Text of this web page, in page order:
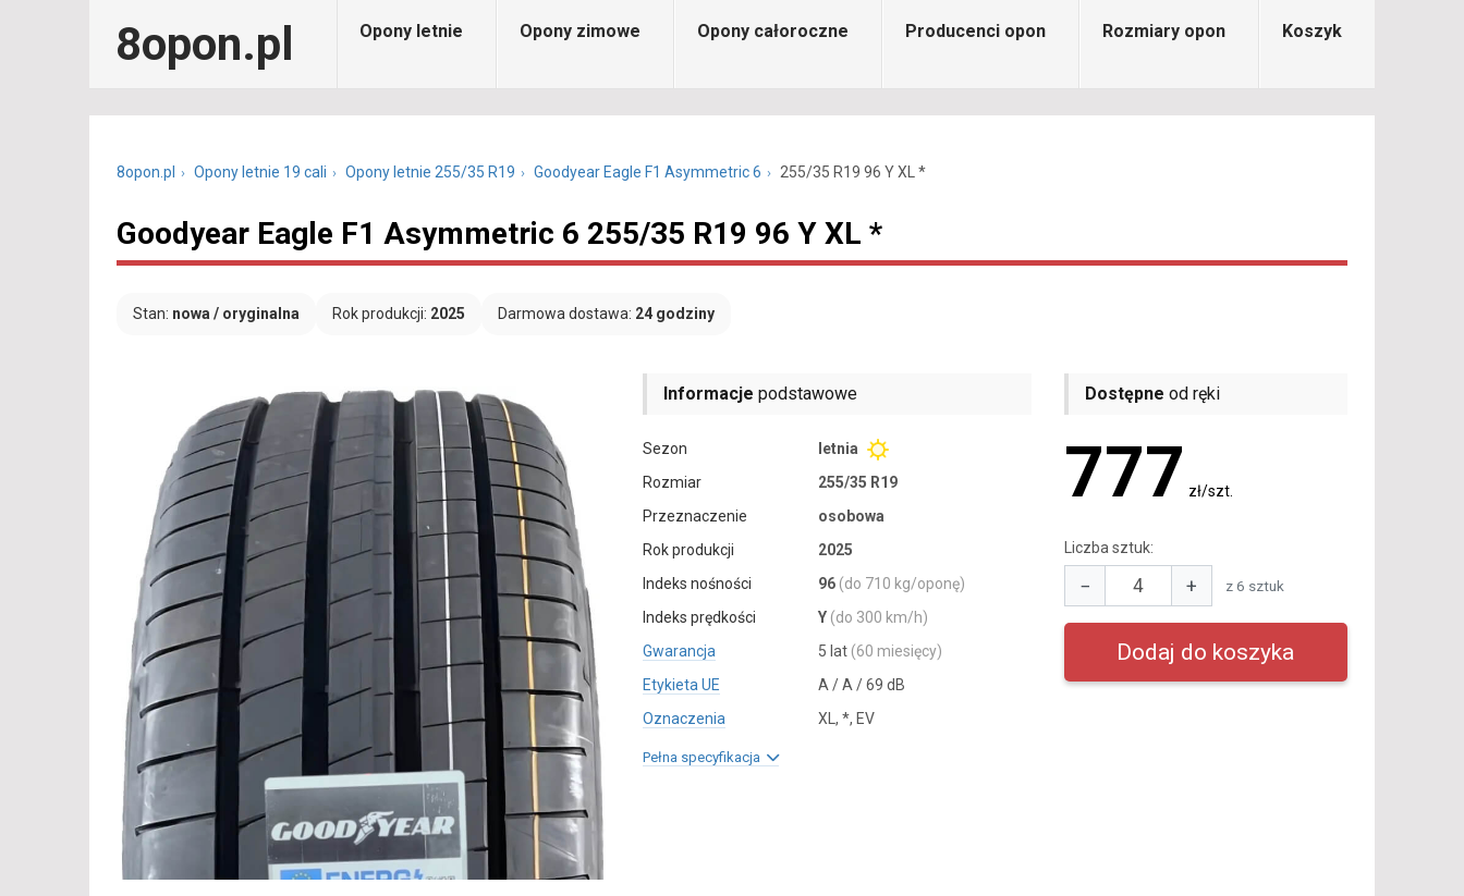
8opon.pl Opony letnie Opony zimowe Opony całoroczne Producenci opon Rozmiary opon Koszyk
8opon.pl Opony letnie 19 cali Opony letnie 255/35 R19 Goodyear Eagle F1 Asymmetric 6 255/35 R19 96 Y XL *
Goodyear Eagle F1 Asymmetric 6 255/35 R19 96 Y XL *
Stan: nowa / oryginalna Rok produkcji: 2025 Darmowa dostawa: 24 godziny
Informacje podstawowe
Sezon
letnia
Rozmiar
255/35 R19
Przeznaczenie
osobowa
Rok produkcji
2025
Indeks nośności
96 (do 710 kg/oponę)
Indeks prędkości
Y (do 300 km/h)
Gwarancja
5 lat (60 miesięcy)
Etykieta UE
A / A / 69 dB
Oznaczenia
XL, *, EV
Pełna specyfikacja
Dostępne od ręki
777 zł/szt.
Liczba sztuk:
− + z 6 sztuk